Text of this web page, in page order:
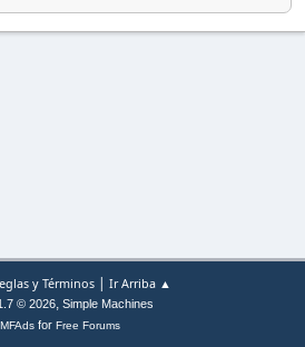
y Términos | Ir Arriba ▲
© 2026, Simple Machines
for Free Forums